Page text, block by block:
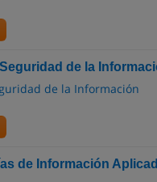
de la
de la Información
de Información